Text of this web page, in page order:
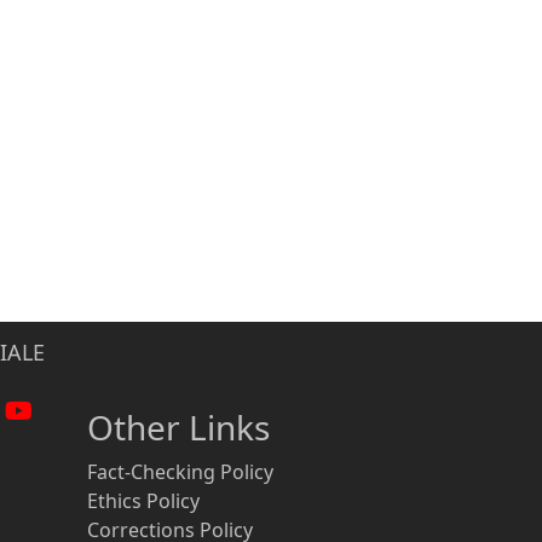
Other Links
Fact-Checking Policy
Ethics Policy
Corrections Policy